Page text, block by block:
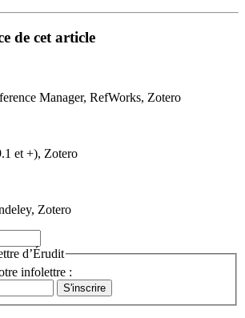
de cet article
Manager, RefWorks, Zotero
et +), Zotero
Zotero
d’Érudit
infolettre :